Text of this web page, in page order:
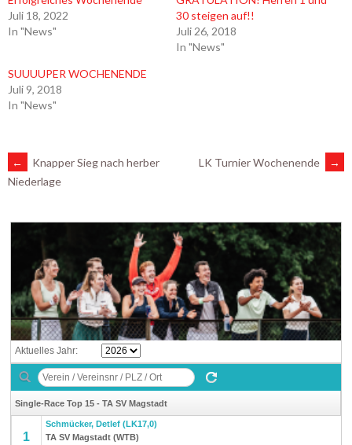
Juli 18, 2022
In "News"
30 steigen auf!!
Juli 26, 2018
In "News"
SUUUUPER WOCHENENDE
Juli 9, 2018
In "News"
ARTIKEL-
NAVIGATION
←
Knapper Sieg nach herber
Niederlage
LK Turnier Wochenende →